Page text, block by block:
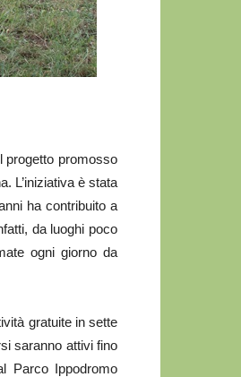
progetto promosso
L’iniziativa è stata
ha contribuito a
da luoghi poco
ogni giorno da
gratuite in sette
saranno attivi fino
Parco Ippodromo